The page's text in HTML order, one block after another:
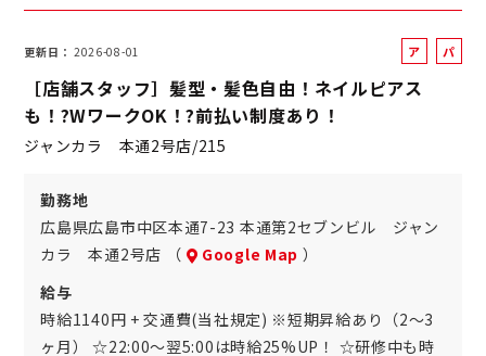
更新日 2026-08-01
ア
バ
パ
［店舗スタッフ］髪型・髪色自由！ネイルピアス
も！?WワークOK！?前払い制度あり！
ジャンカラ 本通2号店/215
勤務地
広島県広島市中区本通7-23 本通第2セブンビル ジャン
カラ 本通2号店 （
Google Map ）
給与
時給1140円 + 交通費(当社規定) ※短期昇給あり（2～3
ヶ月） ☆22:00～翌5:00は時給25%UP！ ☆研修中も時